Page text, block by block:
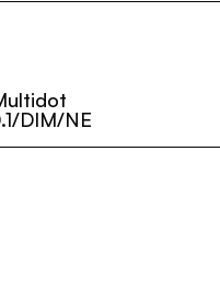
DIM/NE